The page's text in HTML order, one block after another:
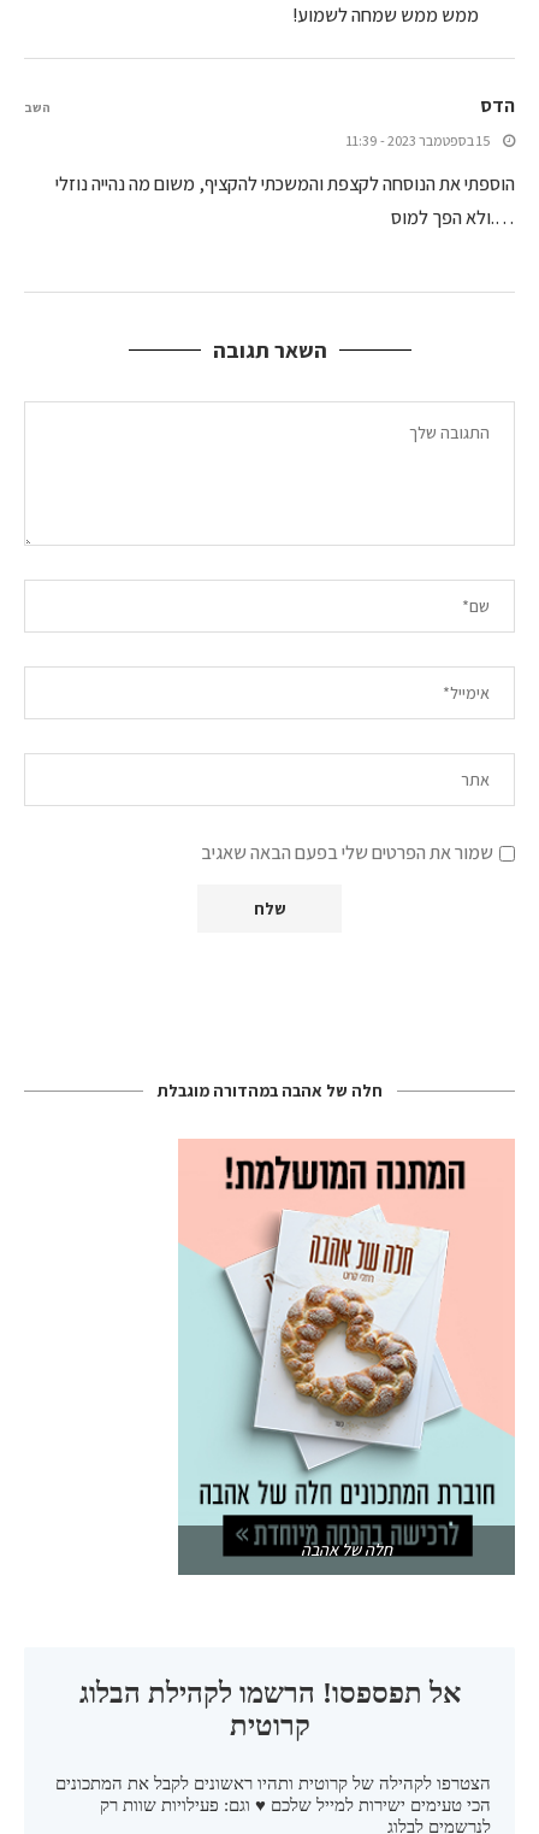
ממש ממש שמחה לשמוע!
הדס
15 בספטמבר 2023 - 11:39
הוספתי את הנוסחה לקצפת והמשכתי להקציף, משום מה נהייה נוזלי
….ולא הפך למוס
השב
השאר תגובה
שמור את הפרטים שלי בפעם הבאה שאגיב
חלה של אהבה במהדורה מוגבלת
חלה של אהבה